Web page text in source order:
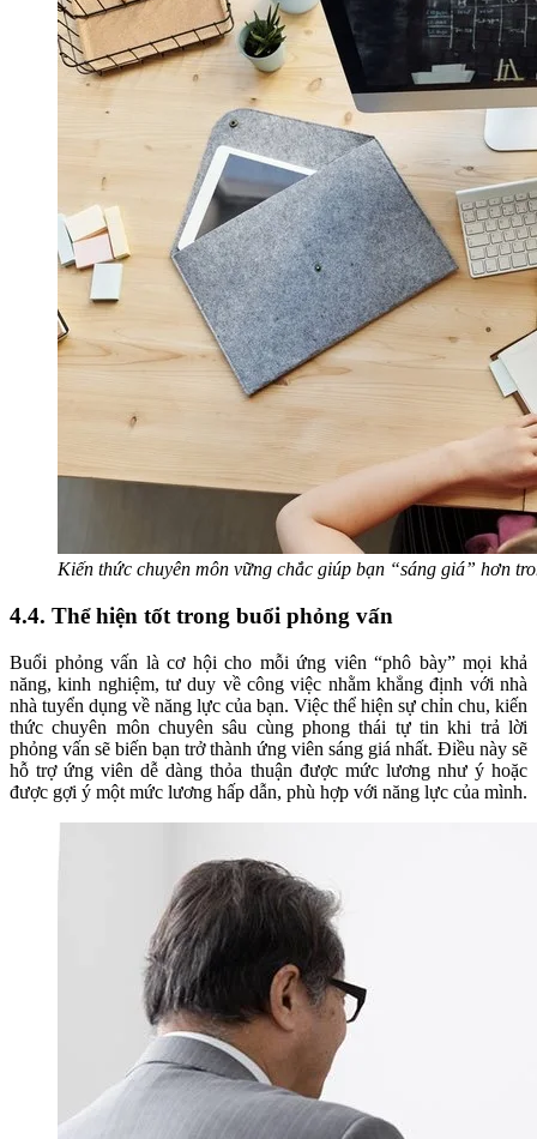
Kiến thức chuyên môn vững chắc giúp bạn “sáng giá” hơn
4.4. Thể hiện tốt trong buổi phỏng vấn
Buổi phỏng vấn là cơ hội cho mỗi ứng viên “phô bày” mọi khả
năng, kinh nghiệm, tư duy về công việc nhằm khẳng định với nhà
nhà tuyển dụng về năng lực của bạn. Việc thể hiện sự chỉn chu, kiến
thức chuyên môn chuyên sâu cùng phong thái tự tin khi trả lời
phỏng vấn sẽ biến bạn trở thành ứng viên sáng giá nhất. Điều này sẽ
hỗ trợ ứng viên dễ dàng thỏa thuận được mức lương như ý hoặc
được gợi ý một mức lương hấp dẫn, phù hợp với năng lực của mình.